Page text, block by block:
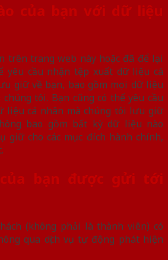
của bạn với dữ liệu
trên trang web này hoặc đã để lại
yêu cầu nhận tệp xuất dữ liệu cá
giữ về bạn, bao gồm mọi dữ liệu
tôi. Bạn cũng có thể yêu cầu
liệu cá nhân mà chúng tôi lưu giữ
bao gồm bất kỳ dữ liệu nào
giữ cho các mục đích hành chính,
bạn được gửi tới
(không phải là thành viên) có
qua dịch vụ tự động phát hiện